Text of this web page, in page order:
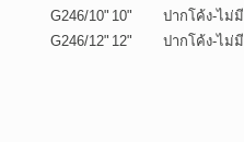
G246/10" 10"
ปากโค้ง-ไม่
G246/12" 12" ปากโค้ง-ไม่